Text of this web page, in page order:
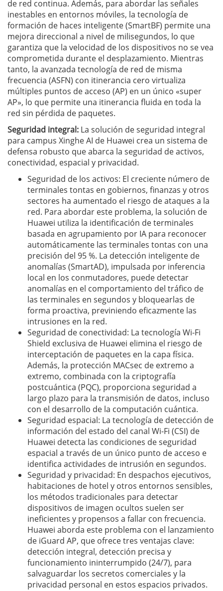
de red continua. Además, para abordar las señales
inestables en entornos móviles, la tecnología de
formación de haces inteligente (SmartBF) permite una
mejora direccional a nivel de milisegundos, lo que
garantiza que la velocidad de los dispositivos no se vea
comprometida durante el desplazamiento. Mientras
tanto, la avanzada tecnología de red de misma
frecuencia (ASFN) con itinerancia cero virtualiza
múltiples puntos de acceso (AP) en un único «super
AP», lo que permite una itinerancia fluida en toda la
red sin pérdida de paquetes.
Seguridad integral: La solución de seguridad integral
para campus Xinghe AI de Huawei crea un sistema de
defensa robusto que abarca la seguridad de activos,
conectividad, espacial y privacidad.
Seguridad de los activos: El creciente número de
terminales tontas en gobiernos, finanzas y otros
sectores ha aumentado el riesgo de ataques a la
red. Para abordar este problema, la solución de
Huawei utiliza la identificación de terminales
basada en agrupamiento por IA para reconocer
automáticamente las terminales tontas con una
precisión del 95 %. La detección inteligente de
anomalías (SmartAD), impulsada por inferencia
local en los conmutadores, puede detectar
anomalías en el comportamiento del tráfico de
las terminales en segundos y bloquearlas de
forma proactiva, previniendo eficazmente las
intrusiones en la red.
Seguridad de conectividad: La tecnología Wi-Fi
Shield exclusiva de Huawei elimina el riesgo de
interceptación de paquetes en la capa física.
Además, la protección MACsec de extremo a
extremo, combinada con la criptografía
postcuántica (PQC), proporciona seguridad a
largo plazo para la transmisión de datos, incluso
con el desarrollo de la computación cuántica.
Seguridad espacial: La tecnología de detección de
información del estado del canal Wi-Fi (CSI) de
Huawei detecta las condiciones de seguridad
espacial a través de un único punto de acceso e
identifica actividades de intrusión en segundos.
Seguridad y privacidad: En despachos ejecutivos,
habitaciones de hotel y otros entornos sensibles,
los métodos tradicionales para detectar
dispositivos de imagen ocultos suelen ser
ineficientes y propensos a fallar con frecuencia.
Huawei aborda este problema con el lanzamiento
de iGuard AP, que ofrece tres ventajas clave:
detección integral, detección precisa y
funcionamiento ininterrumpido (24/7), para
salvaguardar los secretos comerciales y la
privacidad personal en estos espacios privados.